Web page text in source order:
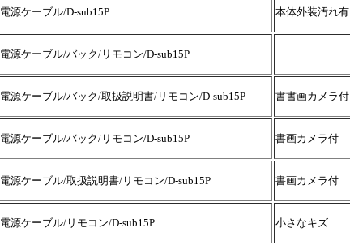
電源ケーブル/D-sub15P 本体外装汚れ有
電源ケーブル/バック/リモコン/D-sub15P
電源ケーブル/バック/取扱説明書/リモコン/D-sub15P 書書画カメラ付
電源ケーブル/バック/リモコン/D-sub15P 書画カメラ付
電源ケーブル/取扱説明書/リモコン/D-sub15P 書画カメラ付
電源ケーブル/リモコン/D-sub15P 小さなキズ